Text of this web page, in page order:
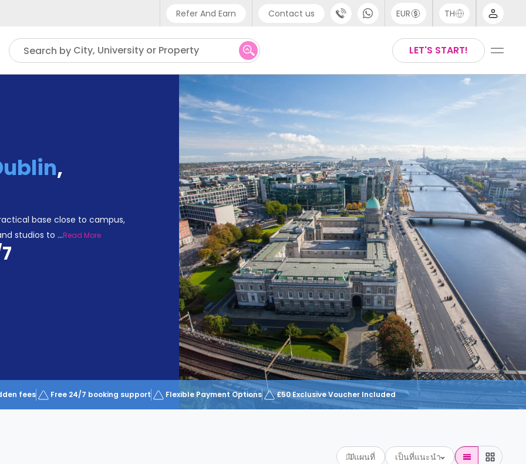
Refer And Earn Contact us
Phone support
UK - +44 (0) 20 3871 8666
IN - +91 (80) 3711 1326
US - +1 (646) 718 6172
EUR TH
Thai
LET'S START!
Search by City, University or Property
,
base close to campus,
studios to ...Read More
fees Free 24/7 booking support Flexible Payment Options £50 Exclusive Voucher Included
แผนที่ เป็นที่แนะนำ